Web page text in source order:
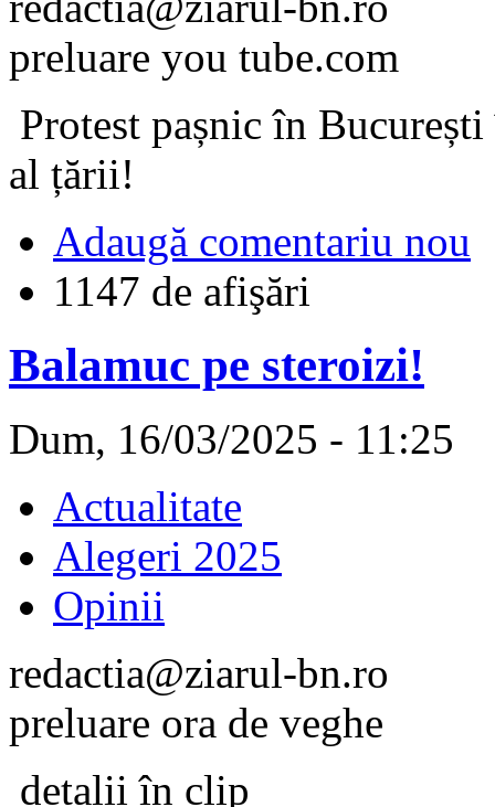
preluare you tube.com
Protest pașnic în
al țării!
Adaugă comentariu nou
1147 de afişări
Balamuc pe steroizi!
Dum, 16/03/2025 - 11:25
Actualitate
Alegeri 2025
Opinii
redactia@ziarul-bn.ro
preluare ora de veghe
detalii în clip